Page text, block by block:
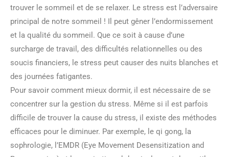
trouver le sommeil et de se relaxer. Le stress est l’adversaire
principal de notre sommeil ! Il peut gêner l’endormissement
et la qualité du sommeil. Que ce soit à cause d’une
surcharge de travail, des difficultés relationnelles ou des
soucis financiers, le stress peut causer des nuits blanches et
des journées fatigantes.
Pour savoir comment mieux dormir, il est nécessaire de se
concentrer sur la gestion du stress. Même si il est parfois
difficile de trouver la cause du stress, il existe des méthodes
efficaces pour le diminuer. Par exemple, le qi gong, la
sophrologie, l’EMDR (Eye Movement Desensitization and